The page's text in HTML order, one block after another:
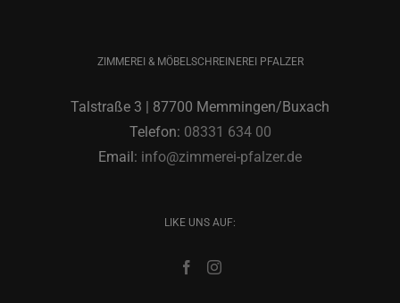
ZIMMEREI & MÖBELSCHREINEREI PFALZER
Talstraße 3 | 87700 Memmingen/Buxach
Telefon: 08331 634 00
Email: info@zimmerei-pfalzer.de
LIKE UNS AUF: